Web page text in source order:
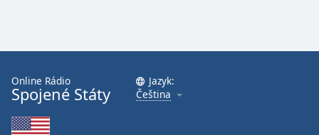
Online Rádio
Spojené Státy
Jazyk:
Čeština